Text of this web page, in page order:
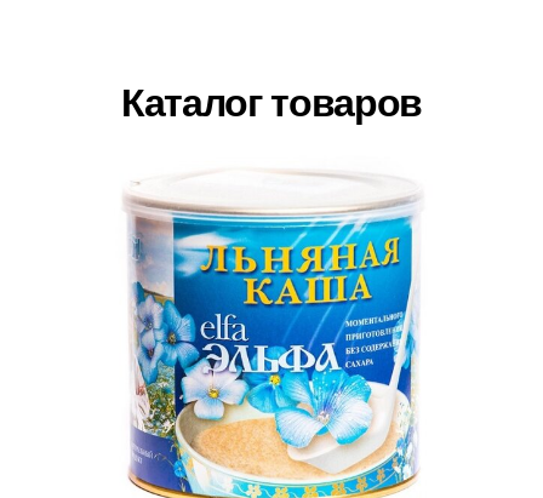
Каталог товаров